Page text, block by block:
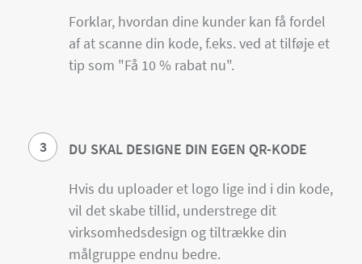
Forklar, hvordan dine kunder kan få fordel
af at scanne din kode, f.eks. ved at tilføje et
tip som "Få 10 % rabat nu".
3 DU SKAL DESIGNE DIN EGEN QR-KODE
Hvis du uploader et logo lige ind i din kode,
vil det skabe tillid, understrege dit
virksomhedsdesign og tiltrække din
målgruppe endnu bedre.